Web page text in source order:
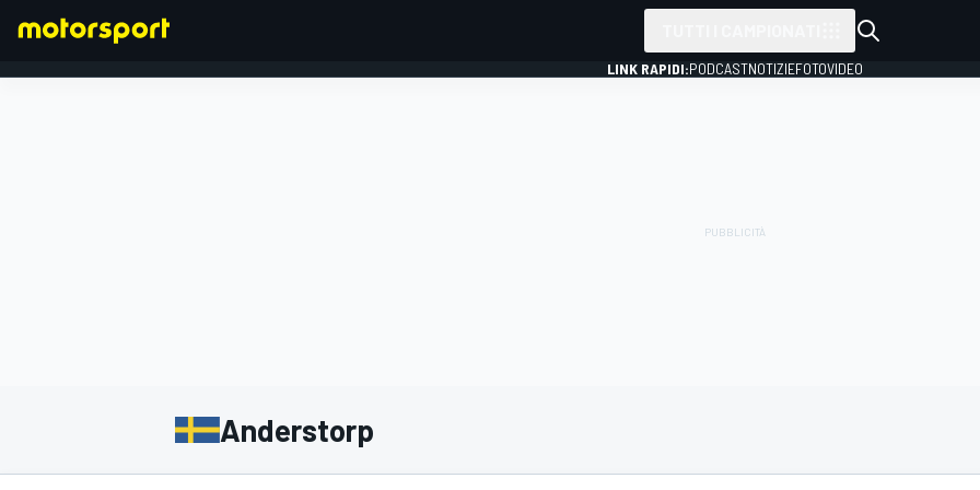
LINK RAPIDI:PODCASTNOTIZIEFOTOVIDEO
Anderstorp